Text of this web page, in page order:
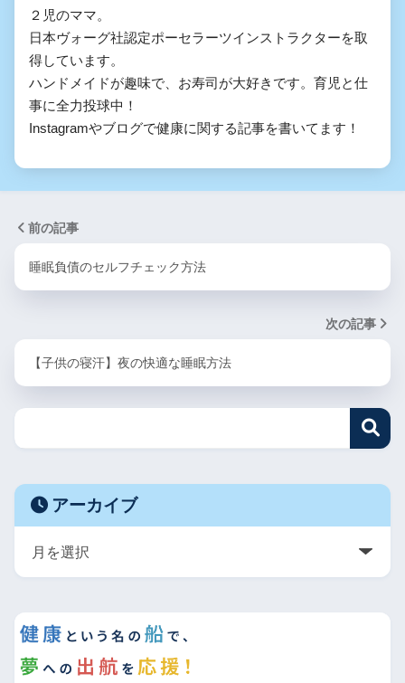
２児のママ。
日本ヴォーグ社認定ポーセラーツインストラクターを取
得しています。
ハンドメイドが趣味で、お寿司が大好きです。育児と仕
事に全力投球中！
Instagramやブログで健康に関する記事を書いてます！
前の記事
睡眠負債のセルフチェック方法
次の記事
【子供の寝汗】夜の快適な睡眠方法
アーカイブ